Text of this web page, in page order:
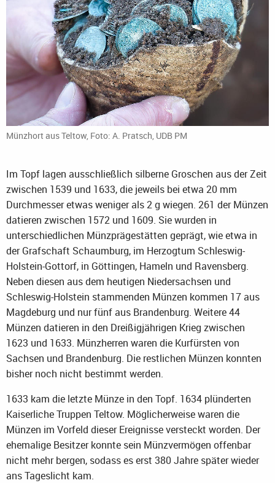
Münzhort aus Teltow, Foto: A. Pratsch, UDB PM
Im Topf lagen ausschließlich silberne Groschen aus der Zeit
zwischen 1539 und 1633, die jeweils bei etwa 20 mm
Durchmesser etwas weniger als 2 g wiegen. 261 der Münzen
datieren zwischen 1572 und 1609. Sie wurden in
unterschiedlichen Münzprägestätten geprägt, wie etwa in
der Grafschaft Schaumburg, im Herzogtum Schleswig-
Holstein-Gottorf, in Göttingen, Hameln und Ravensberg.
Neben diesen aus dem heutigen Niedersachsen und
Schleswig-Holstein stammenden Münzen kommen 17 aus
Magdeburg und nur fünf aus Brandenburg. Weitere 44
Münzen datieren in den Dreißigjährigen Krieg zwischen
1623 und 1633. Münzherren waren die Kurfürsten von
Sachsen und Brandenburg. Die restlichen Münzen konnten
bisher noch nicht bestimmt werden.
1633 kam die letzte Münze in den Topf. 1634 plünderten
Kaiserliche Truppen Teltow. Möglicherweise waren die
Münzen im Vorfeld dieser Ereignisse versteckt worden. Der
ehemalige Besitzer konnte sein Münzvermögen offenbar
nicht mehr bergen, sodass es erst 380 Jahre später wieder
ans Tageslicht kam.